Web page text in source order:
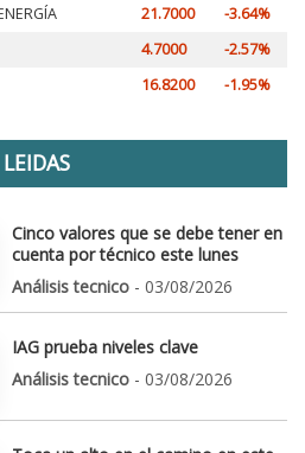
21.7000
-3.64%
4.7000
-2.57%
16.8200 -1.95%
Cinco valores que se debe tener en
cuenta por técnico este lunes
Análisis tecnico - 03/08/2026
IAG prueba niveles clave
Análisis tecnico - 03/08/2026